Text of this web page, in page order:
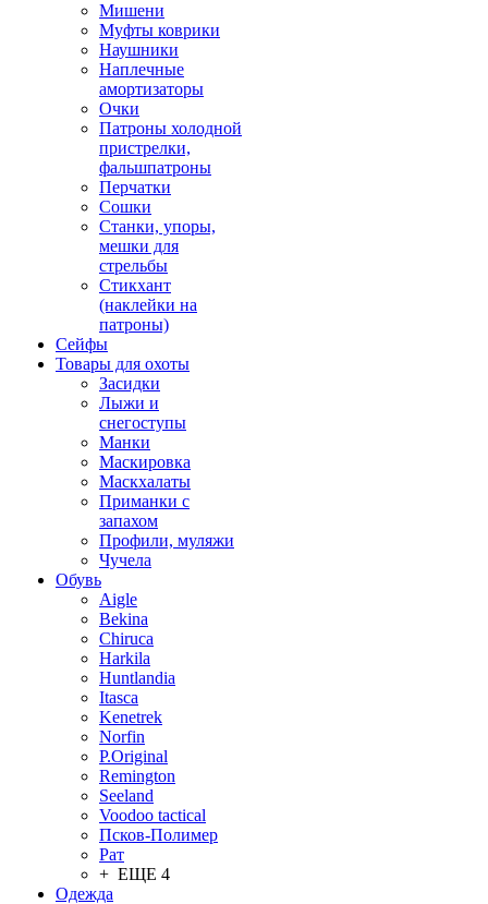
Мишени
Муфты коврики
Наушники
Наплечные
амортизаторы
Очки
Патроны холодной
пристрелки,
фальшпатроны
Перчатки
Сошки
Станки, упоры,
мешки для
стрельбы
Стикхант
(наклейки на
патроны)
Сейфы
Товары для охоты
Засидки
Лыжи и
снегоступы
Манки
Маскировка
Маскхалаты
Приманки с
запахом
Профили, муляжи
Чучела
Обувь
Aigle
Bekina
Chiruсa
Harkila
Huntlandia
Itasca
Kenetrek
Norfin
P.Original
Remington
Seeland
Voodoo tactical
Псков-Полимер
Рат
+ ЕЩЕ 4
Одежда